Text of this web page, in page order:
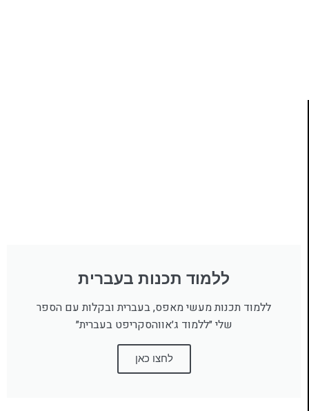
ללמוד תכנות בעברית
ללמוד תכנות מעשי מאפס, בעברית ובקלות עם הספר
שלי ״ללמוד ג׳אווהסקריפט בעברית״
לחצו כאן